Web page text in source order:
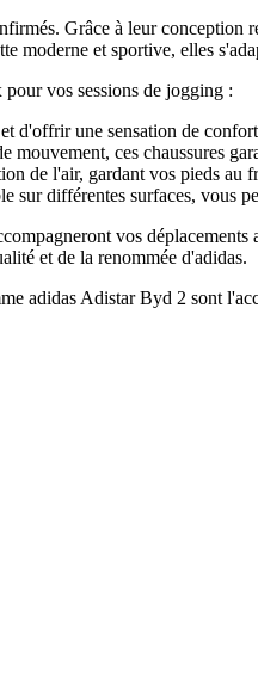
Grâce à leur
et sportive, elles
vos sessions de jogging :
d'offrir une sensation de
ces chaussures
de l'air, gardant vos pieds au
sur différentes surfaces, vous
vos
et de la renommée d'adidas.
adidas Adistar Byd 2 sont